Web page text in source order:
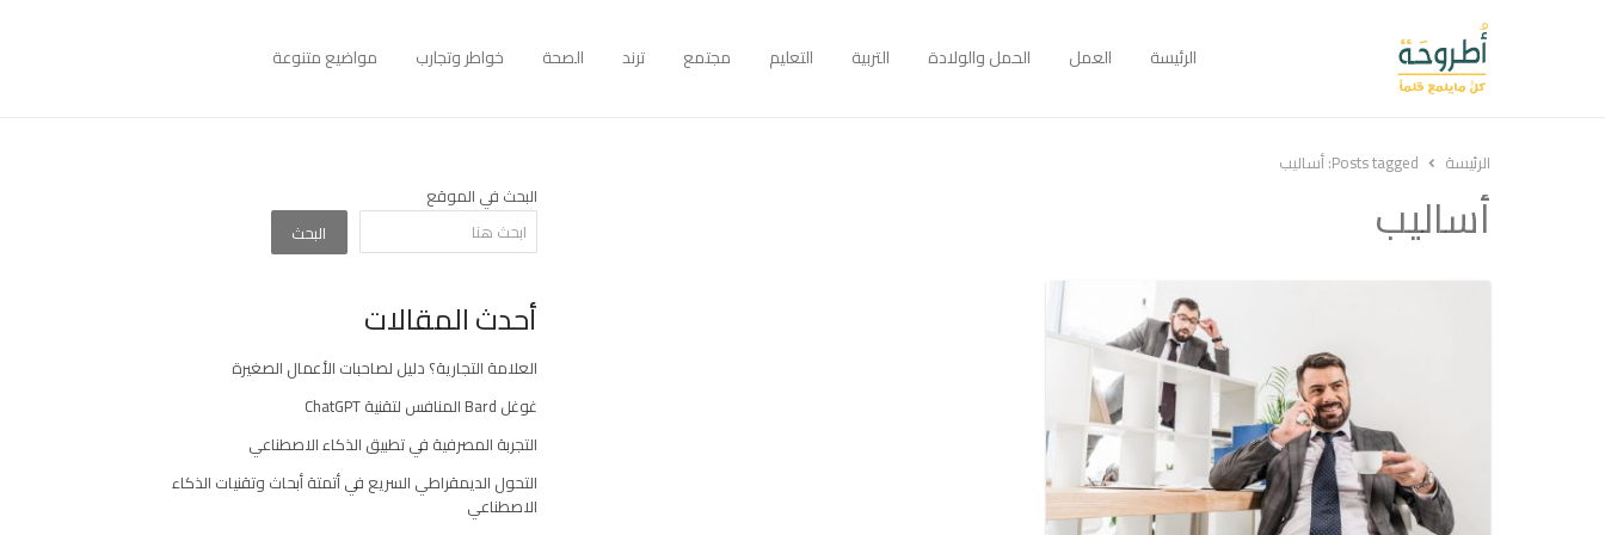
الرئيسة العمل الحمل والولادة التربية التعليم مجتمع ترند الصحة خواطر وتجارب مواضيع متنوعة
الرئيسة Posts tagged: أساليب
أساليب
البحث في الموقع
البحث
أحدث المقالات
العلامة التجارية؟ دليل لصاحبات الأعمال الصغيرة
غوغل Bard المنافس لتقنية ChatGPT
التجربة المصرفية في تطبيق الذكاء الاصطناعي
التحول الديمقراطي السريع في أتمتة أبحاث وتقنيات الذكاء
الاصطناعي